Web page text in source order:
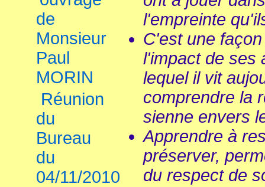
de
Monsieur
Paul
MORIN
Réunion
du
Bureau
du
04/11/2010
l'empreinte
C'est une
l'impact de ses
lequel il vit
comprendre la
sienne envers
Apprendre à
préserver,
du respect de